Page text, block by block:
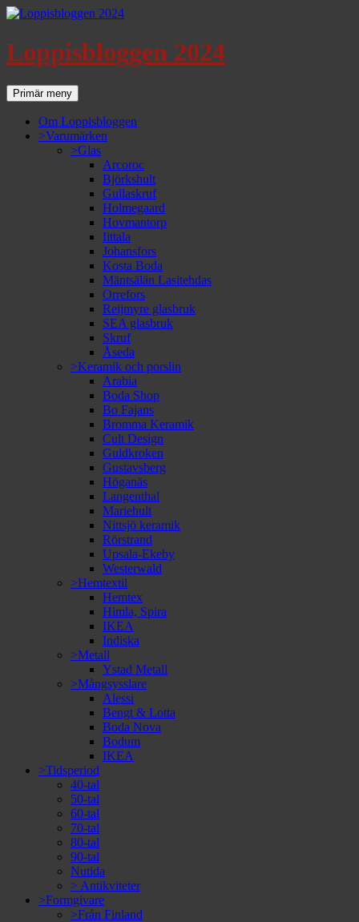
Loppisbloggen 2024
SökPrimär meny
till
innehåll
Om Loppisbloggen
>Varumärken
>Glas
Arcoroc
Björkshult
Gullaskruf
Holmegaard
Hovmantorp
Iittala
Johansfors
Kosta Boda
Mäntsälän Lasitehdas
Orrefors
Reijmyre glasbruk
SEA glasbruk
Skruf
Åseda
>Keramik och porslin
Arabia
Boda Shop
Bo Fajans
Bromma Keramik
Cult Design
Guldkroken
Gustavsberg
Höganäs
Langenthal
Mariehult
Nittsjö keramik
Rörstrand
Upsala-Ekeby
Westerwald
>Hemtextil
Hemtex
Himla, Spira
IKEA
Indiska
>Metall
Ystad Metall
>Mångsysslare
Alessi
Bengt & Lotta
Boda Nova
Bodum
IKEA
>Tidsperiod
40-tal
50-tal
60-tal
70-tal
80-tal
90-tal
Nutida
> Antikviteter
>Formgivare
>Från Finland